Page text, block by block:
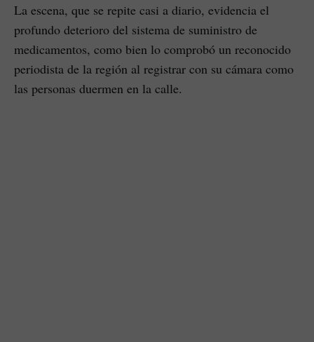
La escena, que se repite casi a diario, evidencia el
profundo deterioro del sistema de suministro de
medicamentos, como bien lo comprobó un reconocido
periodista de la región al registrar con su cámara como
las personas duermen en la calle.